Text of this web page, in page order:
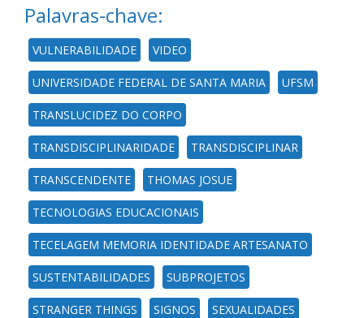
Palavras-chave:
VULNERABILIDADE VIDEO
UNIVERSIDADE FEDERAL DE SANTA MARIA UFSM
TRANSLUCIDEZ DO CORPO
TRANSDISCIPLINARIDADE TRANSDISCIPLINAR
TRANSCENDENTE THOMAS JOSUE
TECNOLOGIAS EDUCACIONAIS
TECELAGEM MEMORIA IDENTIDADE ARTESANATO
SUSTENTABILIDADES SUBPROJETOS
STRANGER THINGS SIGNOS SEXUALIDADES